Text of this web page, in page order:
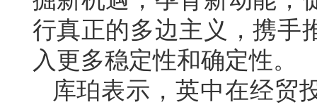
行真正的多边主义，携手
入更多稳定性和确定性。
库珀表示，英中在经贸